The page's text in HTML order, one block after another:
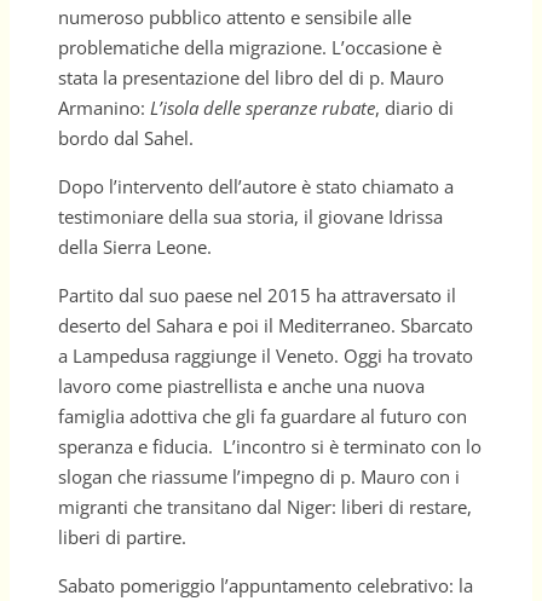
numeroso pubblico attento e sensibile alle
problematiche della migrazione. L’occasione è
stata la presentazione del libro del di p. Mauro
Armanino: L’isola delle speranze rubate, diario di
bordo dal Sahel.
Dopo l’intervento dell’autore è stato chiamato a
testimoniare della sua storia, il giovane Idrissa
della Sierra Leone.
Partito dal suo paese nel 2015 ha attraversato il
deserto del Sahara e poi il Mediterraneo. Sbarcato
a Lampedusa raggiunge il Veneto. Oggi ha trovato
lavoro come piastrellista e anche una nuova
famiglia adottiva che gli fa guardare al futuro con
speranza e fiducia. L’incontro si è terminato con lo
slogan che riassume l’impegno di p. Mauro con i
migranti che transitano dal Niger: liberi di restare,
liberi di partire.
Sabato pomeriggio l’appuntamento celebrativo: la